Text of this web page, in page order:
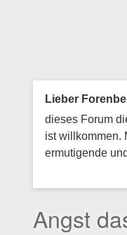
Lieber
dieses Forum
ist willkommen.
ermutigende
Angst